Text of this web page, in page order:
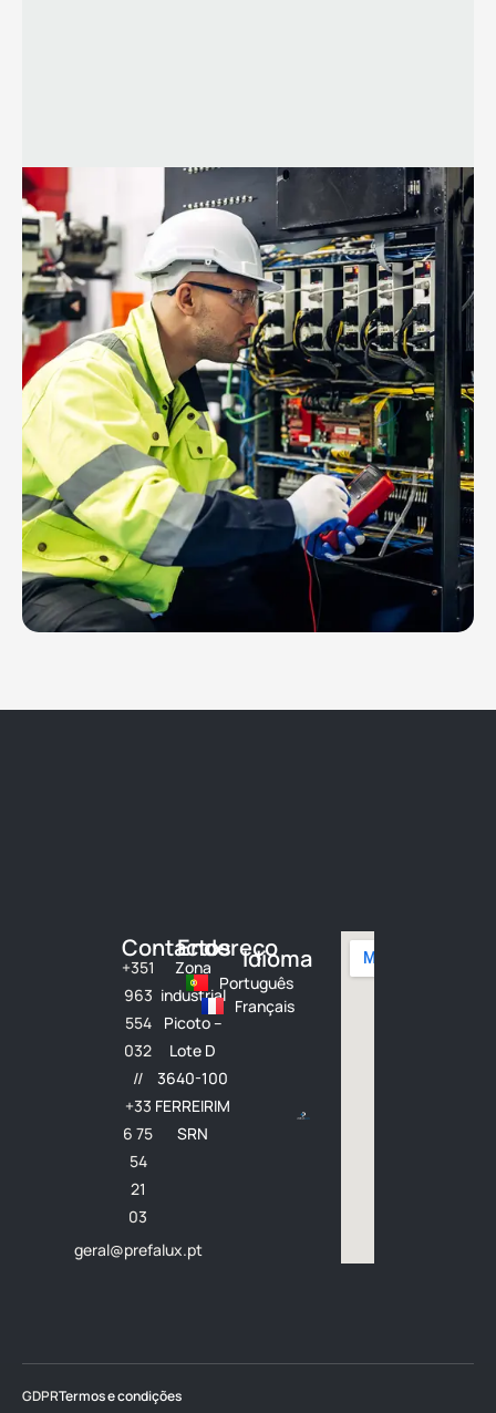
Contactos
+351
963
554
032
//
+33
6 75
54
21
03
geral@prefalux.pt
Endereço
Zona
industrial
Picoto –
Lote D
3640-100
FERREIRIM
SRN
Idioma
Português
Français
GDPRTermos e condições